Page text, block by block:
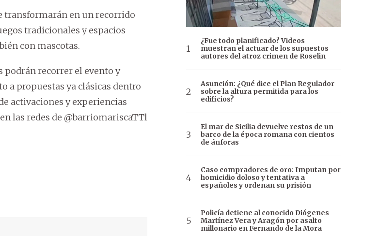
transformarán en un recorrido
tradicionales y espacios
con mascotas.
podrán recorrer el evento y
a propuestas ya clásicas dentro
activaciones y experiencias
las redes de @barriomariscaTTl
¿Fue todo planificado? Videos
muestran el actuar de los supuestos
autores del atroz crimen de Roselin
Asunción: ¿Qué dice el Plan Regulador
sobre la altura permitida para los
edificios?
El mar de Sicilia devuelve restos de un
barco de la época romana con cientos
de ánforas
Caso compradores de oro: Imputan por
homicidio doloso y tentativa a
españoles y ordenan su prisión
Policía detiene al conocido Diógenes
Martínez Vera y Aragón por asalto
millonario en Fernando de la Mora